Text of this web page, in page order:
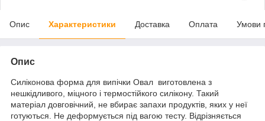
Опис Характеристики Доставка Оплата Умови
Опис
Силіконова форма для випічки Овал виготовлена з
нешкідливого, міцного і термостійкого силікону. Такий
матеріал довговічний, не вбирає запахи продуктів, яких у неї
готуються. Не деформується під вагою тесту. Відрізняється